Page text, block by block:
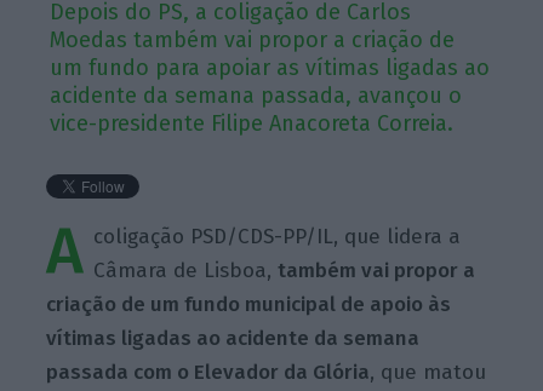
Depois do PS, a coligação de Carlos
Moedas também vai propor a criação de
um fundo para apoiar as vítimas ligadas ao
acidente da semana passada, avançou o
vice-presidente Filipe Anacoreta Correia.
A coligação PSD/CDS-PP/IL, que lidera a
Câmara de Lisboa,também vai propor a
criação de um fundo municipal de apoio às
vítimas ligadas ao acidente da semana
passada com o Elevador da Glória, que matou